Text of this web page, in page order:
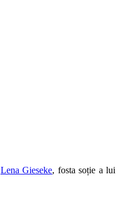
Lena Gieseke, fosta soție a lui